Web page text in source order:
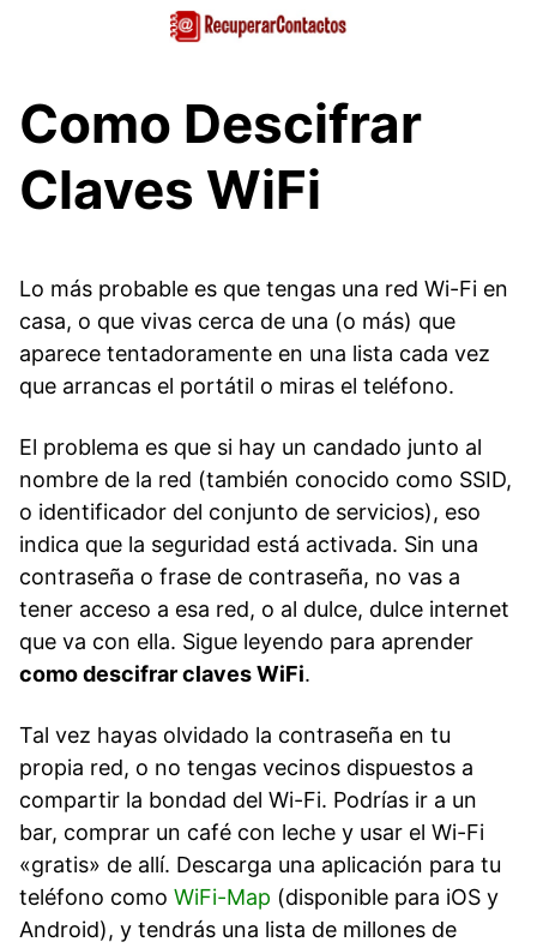
Como Descifrar
Claves WiFi
Lo más probable es que tengas una red Wi-Fi en
casa, o que vivas cerca de una (o más) que
aparece tentadoramente en una lista cada vez
que arrancas el portátil o miras el teléfono.
El problema es que si hay un candado junto al
nombre de la red (también conocido como SSID,
o identificador del conjunto de servicios), eso
indica que la seguridad está activada. Sin una
contraseña o frase de contraseña, no vas a
tener acceso a esa red, o al dulce, dulce internet
que va con ella. Sigue leyendo para aprender
como descifrar claves WiFi.
Tal vez hayas olvidado la contraseña en tu
propia red, o no tengas vecinos dispuestos a
compartir la bondad del Wi-Fi. Podrías ir a un
bar, comprar un café con leche y usar el Wi-Fi
«gratis» de allí. Descarga una aplicación para tu
teléfono como WiFi-Map (disponible para iOS y
Android), y tendrás una lista de millones de